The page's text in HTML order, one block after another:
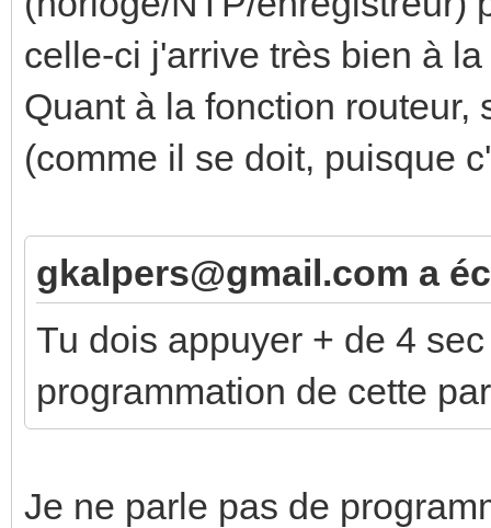
celle-ci j'arrive très bien à
Quant à la fonction
(comme il se doit, puisque
gkalpers@gmail.com a
Tu dois appuyer + de 4
programmation de cette
Je ne parle pas de